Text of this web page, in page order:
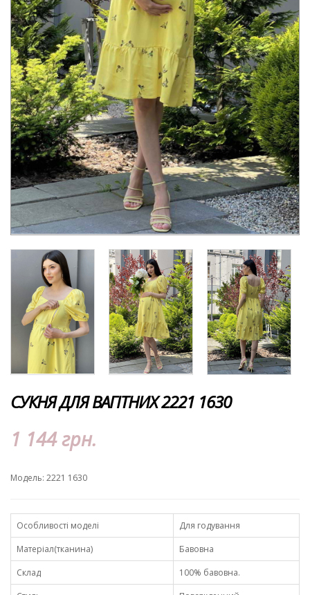
СУКНЯ ДЛЯ ВАГІТНИХ 2221 1630
1 144 грн.
Модель: 2221 1630
Особливості моделі
Для годування
Матеріал(тканина)
Бавовна
Склад
100% бавовна.